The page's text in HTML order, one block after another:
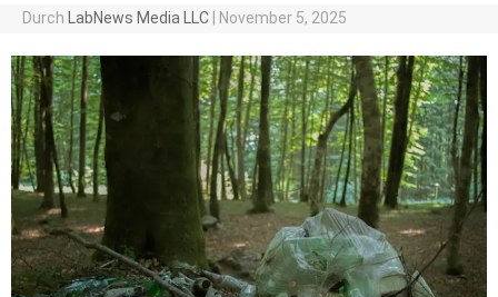
Durch LabNews Media LLC November 5, 2025